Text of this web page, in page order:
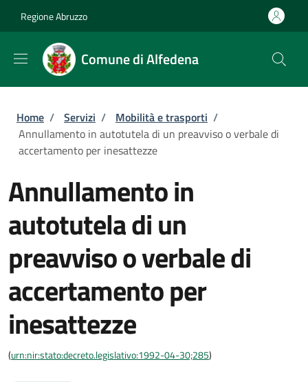
Regione Abruzzo
Comune di Alfedena
Briciole di pane
Home / Servizi / Mobilità e trasporti /
Annullamento in autotutela di un preavviso o verbale di
accertamento per inesattezze
Annullamento in
autotutela di un
preavviso o verbale di
accertamento per
inesattezze
(urn:nir:stato:decreto.legislativo:1992-04-30;285)